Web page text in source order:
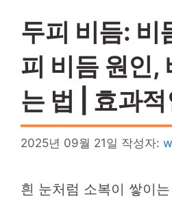
두피 비듬: 비
피 비듬 원인,
는 법 | 효과
2025년 09월 21일 작성자:
흰 눈처럼 소복이 쌓이